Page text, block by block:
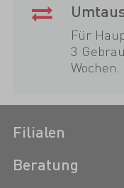
Für
3
Wochen.
Filialen
Beratung